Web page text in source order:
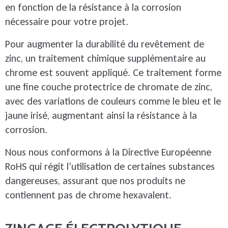
en fonction de la résistance à la corrosion
nécessaire pour votre projet.
Pour augmenter la durabilité du revêtement de
zinc, un traitement chimique supplémentaire au
chrome est souvent appliqué. Ce traitement forme
une fine couche protectrice de chromate de zinc,
avec des variations de couleurs comme le bleu et le
jaune irisé, augmentant ainsi la résistance à la
corrosion.
Nous nous conformons à la Directive Européenne
RoHS qui régit l’utilisation de certaines substances
dangereuses, assurant que nos produits ne
contiennent pas de chrome hexavalent.